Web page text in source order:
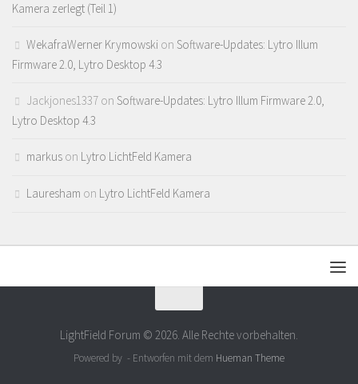
Kamera zerlegt (Teil 1)
WekafraWerner Krymowski on Software-Updates: Lytro Illum
Firmware 2.0, Lytro Desktop 4.3
Jackjones1337 on Software-Updates: Lytro Illum Firmware 2.0,
Lytro Desktop 4.3
markus on Lytro LichtFeld Kamera
Lauresham on Lytro LichtFeld Kamera
LightField Forum © 2026. Alle Rechte vorbehalten.
Powered by - Entworfen mit dem Hueman Theme